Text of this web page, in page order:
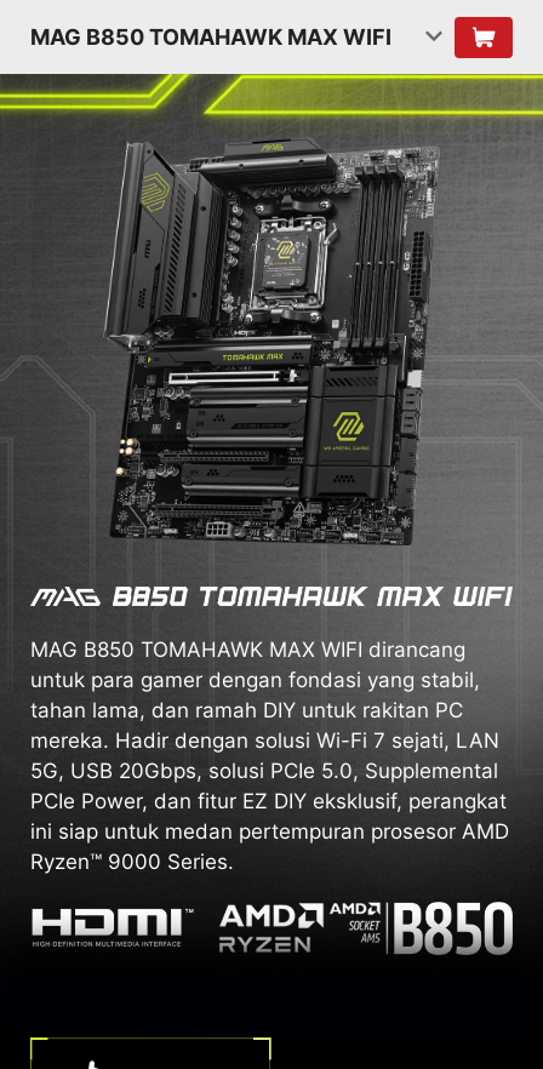
MAG B850 TOMAHAWK MAX WIFI
MAG B850 TOMAHAWK MAX WIFI dirancang
untuk para gamer dengan fondasi yang stabil,
tahan lama, dan ramah DIY untuk rakitan PC
mereka. Hadir dengan solusi Wi-Fi 7 sejati, LAN
5G, USB 20Gbps, solusi PCIe 5.0, Supplemental
PCIe Power, dan fitur EZ DIY eksklusif, perangkat
ini siap untuk medan pertempuran prosesor AMD
Ryzen™ 9000 Series.